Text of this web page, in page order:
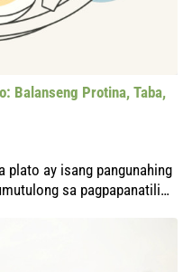
Balanseng Protina, Taba,
plato ay isang pangunahing
sa pagpapanatili